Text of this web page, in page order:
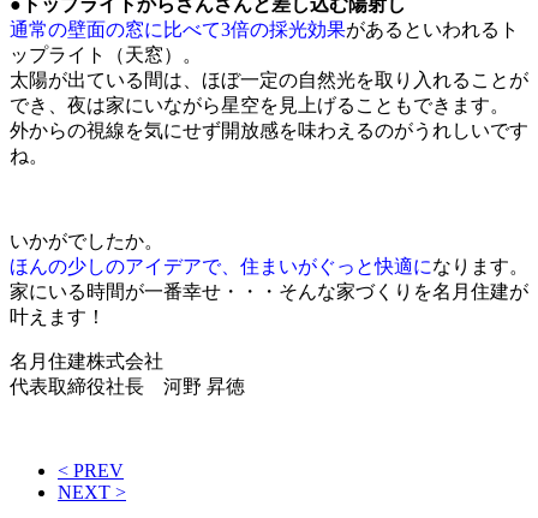
●トップライトからさんさんと差し込む陽射し
通常の壁面の窓に比べて3倍の採光効果があるといわれるト
ップライト（天窓）。
太陽が出ている間は、ほぼ一定の自然光を取り入れることが
でき、夜は家にいながら星空を見上げることもできます。
外からの視線を気にせず開放感を味わえるのがうれしいです
ね。
いかがでしたか。
ほんの少しのアイデアで、住まいがぐっと快適になります。
家にいる時間が一番幸せ・・・そんな家づくりを名月住建が
叶えます！
名月住建株式会社
代表取締役社長 河野 昇徳
< PREV
NEXT >